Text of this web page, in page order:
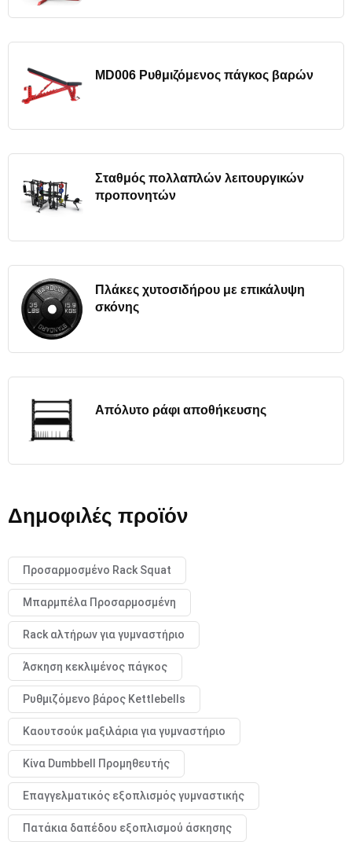
MD006 Ρυθμιζόμενος πάγκος βαρών
Σταθμός πολλαπλών λειτουργικών
προπονητών
Πλάκες χυτοσιδήρου με επικάλυψη
σκόνης
Απόλυτο ράφι αποθήκευσης
Δημοφιλές προϊόν
Προσαρμοσμένο Rack Squat
Μπαρμπέλα Προσαρμοσμένη
Rack αλτήρων για γυμναστήριο
Άσκηση κεκλιμένος πάγκος
Ρυθμιζόμενο βάρος Kettlebells
Καουτσούκ μαξιλάρια για γυμναστήριο
Κίνα Dumbbell Προμηθευτής
Επαγγελματικός εξοπλισμός γυμναστικής
Πατάκια δαπέδου εξοπλισμού άσκησης